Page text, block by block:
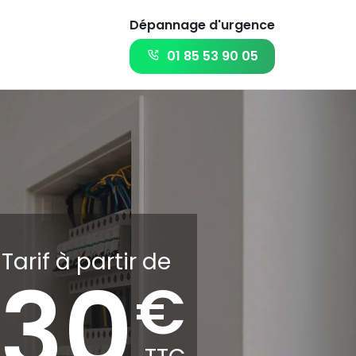
Dépannage d'urgence
01 85 53 90 05
Tarif à partir de